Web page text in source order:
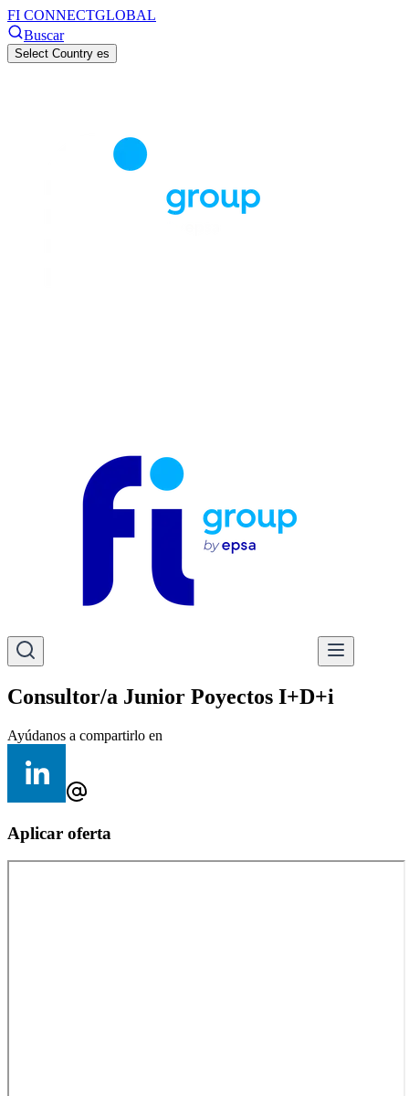
FI CONNECTGLOBAL
Buscar
Select Country es
Consultor/a Junior Poyectos I+D+i
Ayúdanos a compartirlo en
Aplicar oferta